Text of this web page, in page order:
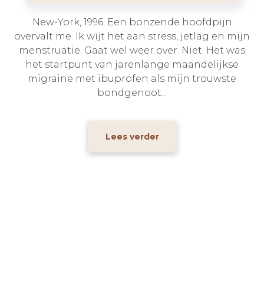
New-York, 1996. Een bonzende hoofdpijn
overvalt me. Ik wijt het aan stress, jetlag en mijn
menstruatie. Gaat wel weer over. Niet. Het was
het startpunt van jarenlange maandelijkse
migraine met ibuprofen als mijn trouwste
bondgenoot...
Lees verder